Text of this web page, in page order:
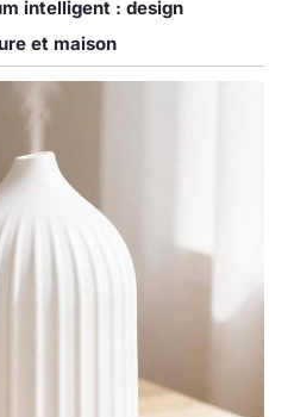
intelligent : design
et maison